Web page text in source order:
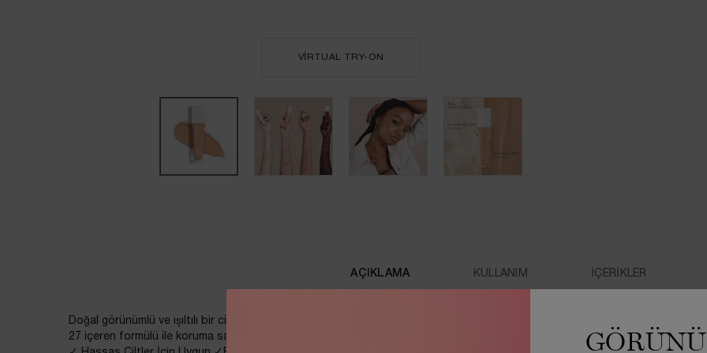
VIRTUAL TRY-ON
AÇIKLAMA KULLANIM İÇERİKLER
Doğal görünümlü ve ışıltılı bir cilt için tasarlandı. İçeriğinde Hylauronik Asit ile cildi nemlendirir, Mandelik Asit ile cildi
27 içeren formülü ile koruma sağlar.